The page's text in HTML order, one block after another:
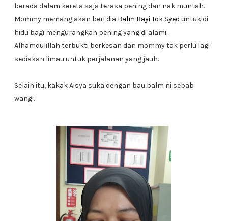
berada dalam kereta saja terasa pening dan nak muntah.
Mommy memang akan beri dia Balm Bayi Tok Syed untuk di
hidu bagi mengurangkan pening yang di alami.
Alhamdulillah terbukti berkesan dan mommy tak perlu lagi
sediakan limau untuk perjalanan yang jauh.
Selain itu, kakak Aisya suka dengan bau balm ni sebab
wangi.